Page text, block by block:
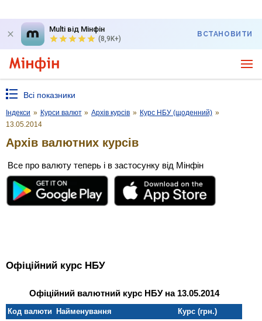
Multi від Мінфін
(8,9K+)
ВСТАНОВИТИ
Всі показники
Індекси » Курси валют » Архів курсів » Курс НБУ (щоденний) »
13.05.2014
Архів валютних курсів
Все про валюту теперь і в застосунку від Мінфін
Офіційний курс НБУ
Офіційний валютний курс НБУ на 13.05.2014
Код валюти Найменування
Курс (грн.)